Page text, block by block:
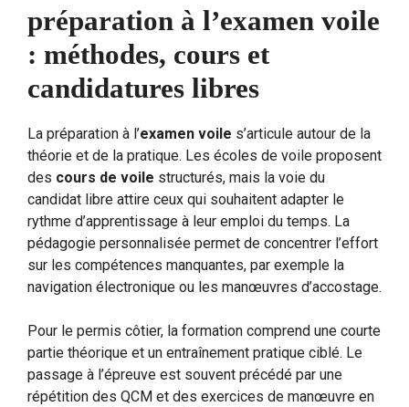
préparation à l’examen voile
: méthodes, cours et
candidatures libres
La préparation à l’examen voile s’articule autour de la
théorie et de la pratique. Les écoles de voile proposent
des cours de voile structurés, mais la voie du
candidat libre attire ceux qui souhaitent adapter le
rythme d’apprentissage à leur emploi du temps. La
pédagogie personnalisée permet de concentrer l’effort
sur les compétences manquantes, par exemple la
navigation électronique ou les manœuvres d’accostage.
Pour le permis côtier, la formation comprend une courte
partie théorique et un entraînement pratique ciblé. Le
passage à l’épreuve est souvent précédé par une
répétition des QCM et des exercices de manœuvre en